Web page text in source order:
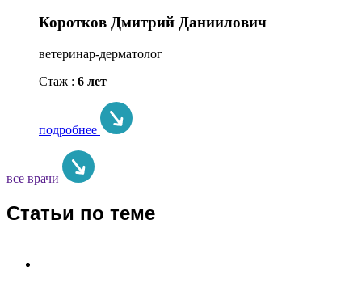
Коротков Дмитрий Даниилович
ветеринар-дерматолог
Стаж : 6 лет
подробнее
все врачи
Статьи по теме